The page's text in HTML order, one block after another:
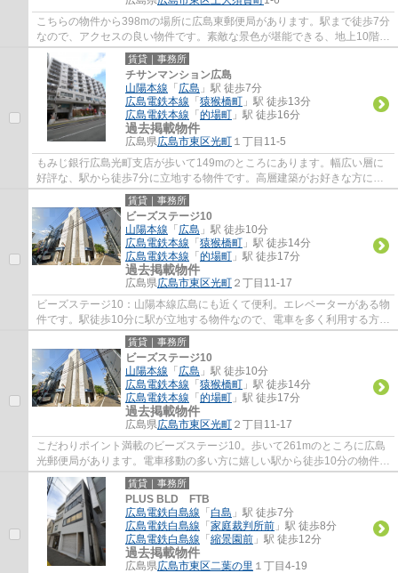
こちらの物件から398mの場所に広島東郵便局があります。駅まで徒歩7分
なので、アクセスの良い物件です。素敵な景色が堪能できる、地上10階建
ての物件。
賃貸｜事務所
チサンマンション広島
山陽本線 「 広島 」駅 徒歩7分
広島電鉄本線 「 猿猴橋町 」駅 徒歩13分
広島電鉄本線 「 的場町 」駅 徒歩16分
過去掲載物件
広島県広島市東区光町 １丁目11-5
もみじ銀行広島光町支店が歩いて149mのところにあります。幅広い層に
好評な、駅から徒歩7分に立地する物件です。高層建築がお好きな方には
11階建てのこちらの物件が好評です。エレベー...
賃貸｜事務所
ビーズステージ10
山陽本線 「 広島 」駅 徒歩10分
広島電鉄本線 「 猿猴橋町 」駅 徒歩14分
広島電鉄本線 「 的場町 」駅 徒歩17分
過去掲載物件
広島県広島市東区光町 ２丁目11-17
ビーズステージ10：山陽本線広島にも近くて便利。エレベーターがある物
件です。駅徒歩10分に駅が立地する物件なので、電車を多く利用する方に
とって便利です。
賃貸｜事務所
ビーズステージ10
山陽本線 「 広島 」駅 徒歩10分
広島電鉄本線 「 猿猴橋町 」駅 徒歩14分
広島電鉄本線 「 的場町 」駅 徒歩17分
過去掲載物件
広島県広島市東区光町 ２丁目11-17
こだわりポイント満載のビーズステージ10。歩いて261mのところに広島
光郵便局があります。電車移動の多い方に嬉しい駅から徒歩10分の物件で
す。エレベーターがある物件です。
賃貸｜事務所
PLUS BLD FTB
広島電鉄白島線 「 白島 」駅 徒歩7分
広島電鉄白島線 「 家庭裁判所前 」駅 徒歩8分
広島電鉄白島線 「 縮景園前 」駅 徒歩12分
過去掲載物件
広島県広島市東区二葉の里 １丁目4-19